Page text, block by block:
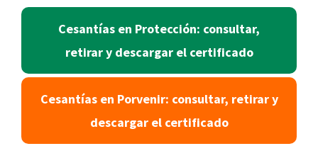
Cesantías en Protección: consultar,
retirar y descargar el certificado
Cesantías en Porvenir: consultar, retirar y
descargar el certificado